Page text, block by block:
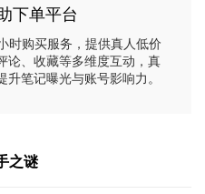
下单平台
时购买服务，提供真人低价
论、收藏等多维度互动，真
笔记曝光与账号影响力。
之谜